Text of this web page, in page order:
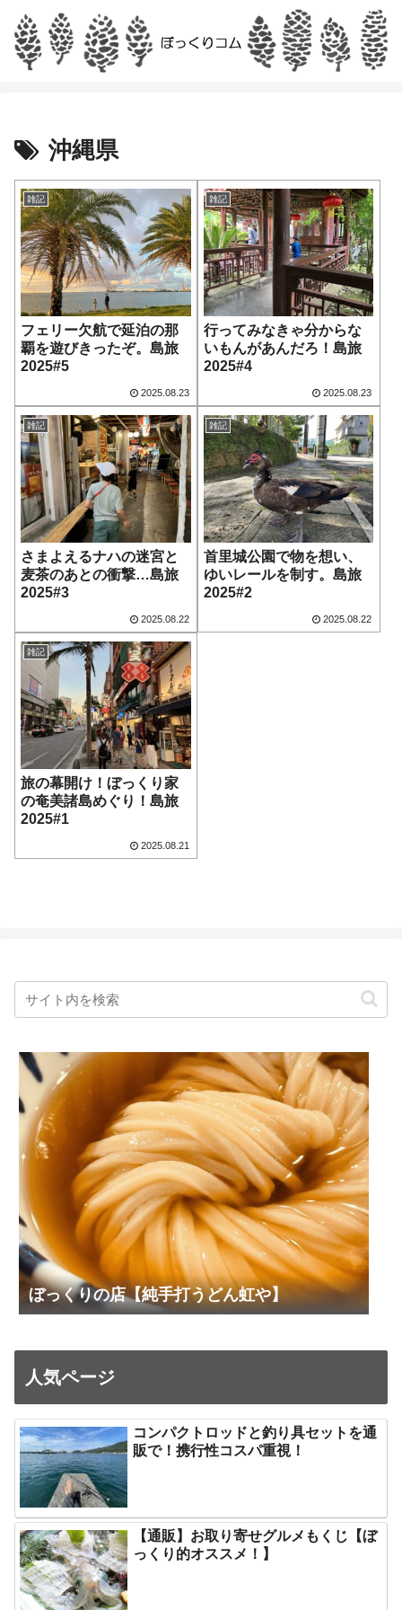
沖縄県
雑記
フェリー欠航で延泊の那
覇を遊びきったぞ。島旅
2025#5
2025.08.23
雑記
行ってみなきゃ分からな
いもんがあんだろ！島旅
2025#4
2025.08.23
雑記
さまよえるナハの迷宮と
麦茶のあとの衝撃…島旅
2025#3
2025.08.22
雑記
首里城公園で物を想い、
ゆいレールを制す。島旅
2025#2
2025.08.22
雑記
旅の幕開け！ぼっくり家
の奄美諸島めぐり！島旅
2025#1
2025.08.21
ぼっくりの店【純手打うどん虹や】
人気ページ
コンパクトロッドと釣り具セットを通
販で！携行性コスパ重視！
【通販】お取り寄せグルメもくじ【ぼ
っくり的オススメ！】